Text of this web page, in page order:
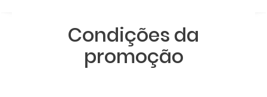
Condições da
promoção